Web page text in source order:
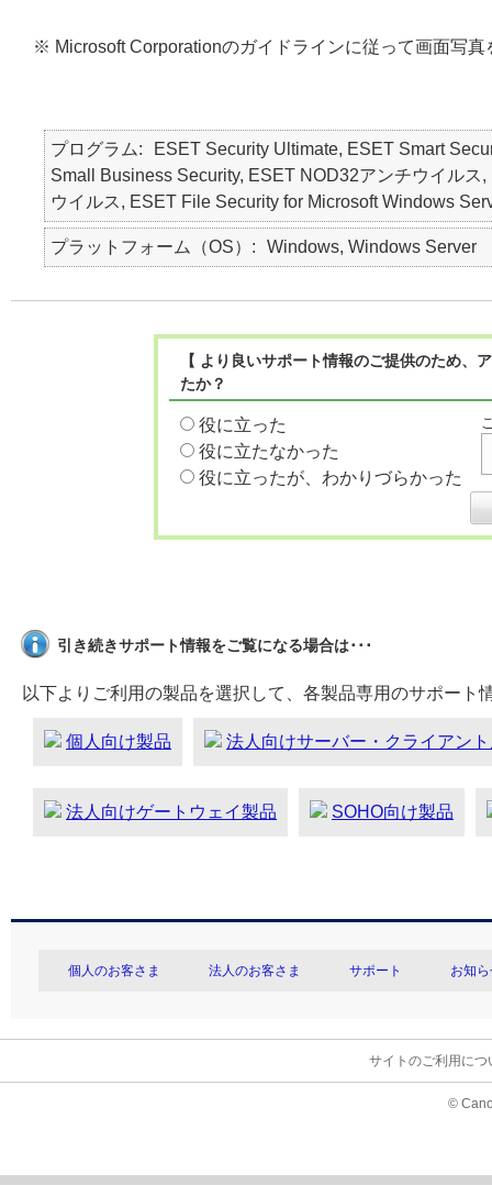
※ Microsoft Corporationのガイドラインに従って画面写真
プログラム
ESET Security Ultimate, ESET Smart
Small Business Security, ESET NOD32アンチウイル
ウイルス, ESET File Security for Microsoft Windows
プラットフォーム（OS） Windows, Windows Server
【 より良いサポート情報のご提供のため
たか？
役に立った
役に立たなかった
役に立ったが、わかりづらかった
引き続きサポート情報をご覧になる場合は･･･
以下よりご利用の製品を選択して、各製品専用のサポート
個人向け製品 法人向けサーバー・クライアン
法人向けゲートウェイ製品 SOHO向け製品
個人のお客さま 法人のお客さま サポート お知
サイトのご利用につ
©